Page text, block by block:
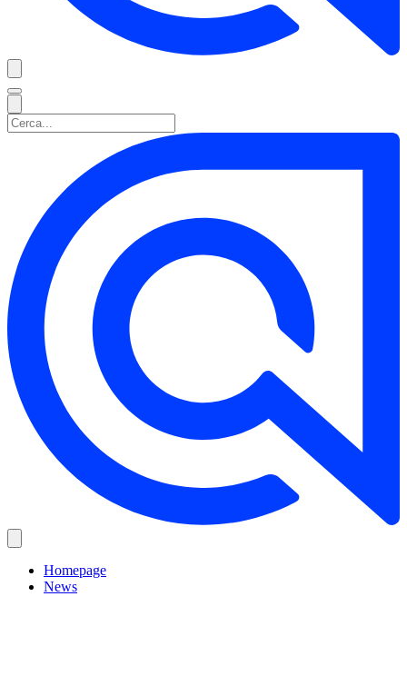
Homepage
News